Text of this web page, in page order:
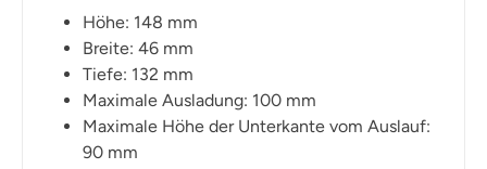
Höhe: 148 mm
Breite: 46 mm
Tiefe: 132 mm
Maximale Ausladung: 100 mm
Maximale Höhe der Unterkante vom Auslauf:
90 mm